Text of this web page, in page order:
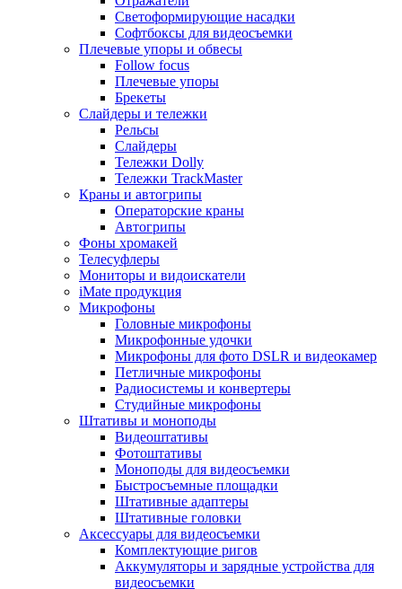
Светоформирующие насадки
Софтбоксы для видеосъемки
Плечевые упоры и обвесы
Follow focus
Плечевые упоры
Брекеты
Слайдеры и тележки
Рельсы
Слайдеры
Тележки Dolly
Тележки TrackMaster
Краны и автогрипы
Операторские краны
Автогрипы
Фоны хромакей
Телесуфлеры
Мониторы и видоискатели
iMate продукция
Микрофоны
Головные микрофоны
Микрофонные удочки
Микрофоны для фото DSLR и видеокамер
Петличные микрофоны
Радиосистемы и конвертеры
Студийные микрофоны
Штативы и моноподы
Видеоштативы
Фотоштативы
Моноподы для видеосъемки
Быстросъемные площадки
Штативные адаптеры
Штативные головки
Аксессуары для видеосъемки
Комплектующие ригов
Аккумуляторы и зарядные устройства для
видеосъемки